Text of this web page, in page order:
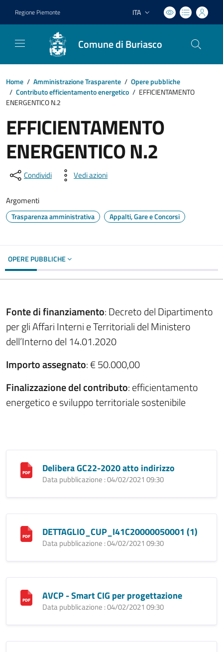
Regione Piemonte Lingua attiva:
ITA
Comune di Buriasco
Home / Amministrazione Trasparente / Opere pubbliche
/ Contributo efficientamento energetico / EFFICIENTAMENTO
ENERGENTICO N.2
EFFICIENTAMENTO
ENERGENTICO N.2
Condividi Vedi azioni
Argomenti
Trasparenza amministrativa Appalti, Gare e Concorsi
OPERE PUBBLICHE
Fonte di finanziamento: Decreto del Dipartimento
per gli Affari Interni e Territoriali del Ministero
dell’Interno del 14.01.2020
Importo assegnato: € 50.000,00
Finalizzazione del contributo: efficientamento
energetico e sviluppo territoriale sostenibile
Delibera GC22-2020 atto indirizzo
Data pubblicazione : 04/02/2021 09:30
DETTAGLIO_CUP_I41C20000050001 (1)
Data pubblicazione : 04/02/2021 09:30
AVCP - Smart CIG per progettazione
Data pubblicazione : 04/02/2021 09:30